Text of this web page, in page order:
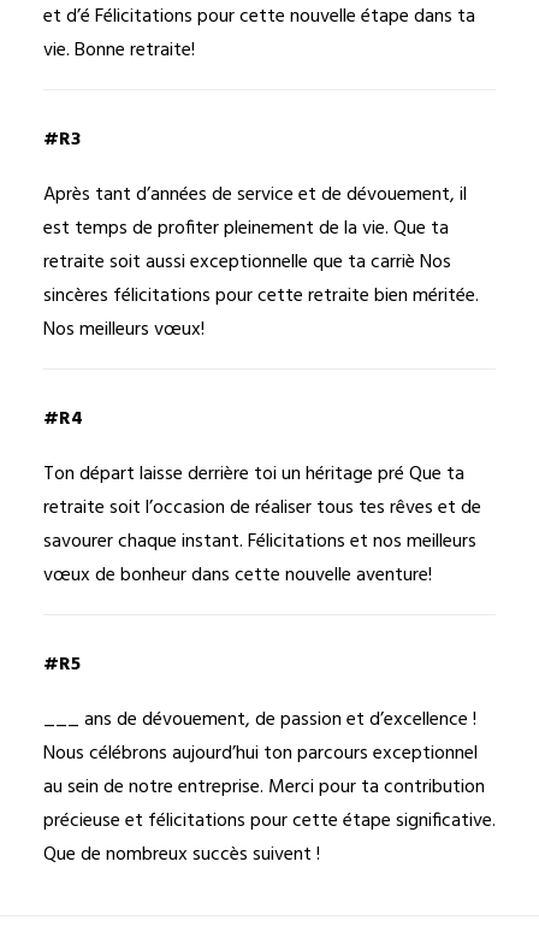
et d’é Félicitations pour cette nouvelle étape dans ta
vie. Bonne retraite!
#R3
Après tant d’années de service et de dévouement, il
est temps de profiter pleinement de la vie. Que ta
retraite soit aussi exceptionnelle que ta carriè Nos
sincères félicitations pour cette retraite bien méritée.
Nos meilleurs vœux!
#R4
Ton départ laisse derrière toi un héritage pré Que ta
retraite soit l’occasion de réaliser tous tes rêves et de
savourer chaque instant. Félicitations et nos meilleurs
vœux de bonheur dans cette nouvelle aventure!
#R5
___ ans de dévouement, de passion et d’excellence !
Nous célébrons aujourd’hui ton parcours exceptionnel
au sein de notre entreprise. Merci pour ta contribution
précieuse et félicitations pour cette étape significative.
Que de nombreux succès suivent !